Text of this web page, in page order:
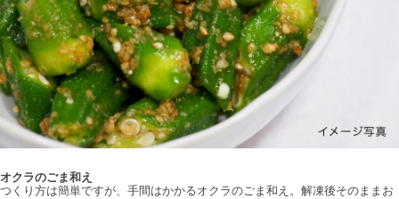
オクラのごま和え
つくり方は簡単ですが、手間はかかるオクラのごま和え。解凍後そのままお